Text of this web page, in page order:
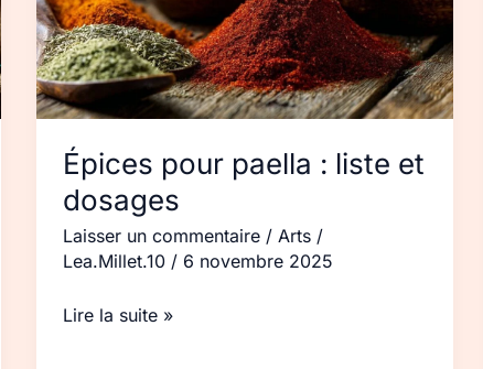
Épices pour paella : liste et
dosages
Laisser un commentaire / Arts/
Lea.Millet.10 / 6 novembre 2025
et
dosages
Lire la suite »